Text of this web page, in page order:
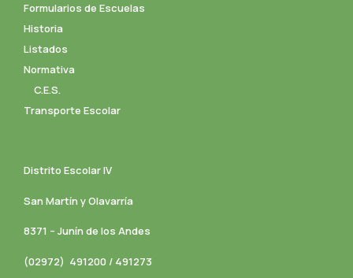
Formularios de Escuelas
Historia
Listados
Normativa
C.E.S.
Transporte Escolar
Distrito Escolar IV
San Martín y Olavarría
8371 – Junín de los Andes
(02972) 491200 / 491273